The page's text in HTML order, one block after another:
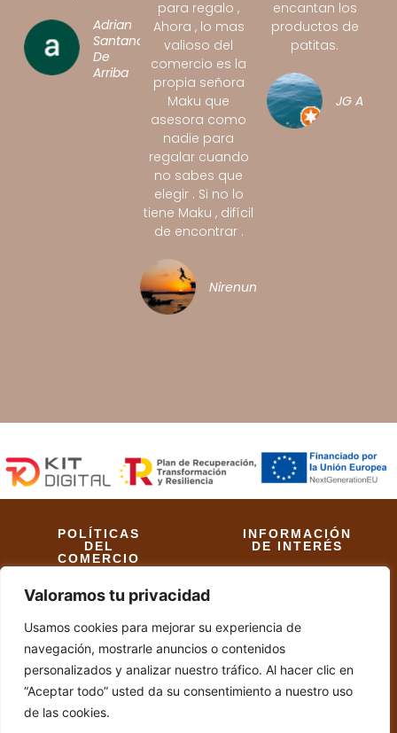
Valoramos tu privacidad
Usamos cookies para mejorar su experiencia de
navegación, mostrarle anuncios o contenidos
personalizados y analizar nuestro tráfico. Al hacer clic en
“Aceptar todo” usted da su consentimiento a nuestro uso
de las cookies.
Adrian
Santano
De
Arriba
para regalo ,
Ahora , lo mas
valioso del
comercio es la
propia señora
Maku que
asesora como
nadie para
regalar cuando
no sabes que
elegir . Si no lo
tiene Maku , difícil
de encontrar .
Nirenunutsi
encantan los
productos de
patitas.
JG A
POLÍTICAS
DEL
COMERCIO
Políticas de Envío
Políticas de
Privacidad
Políticas de
Devoluciones y
Reembolsos
INFORMACIÓN
DE INTERÉS
Accesibilidad
por RK Informatika